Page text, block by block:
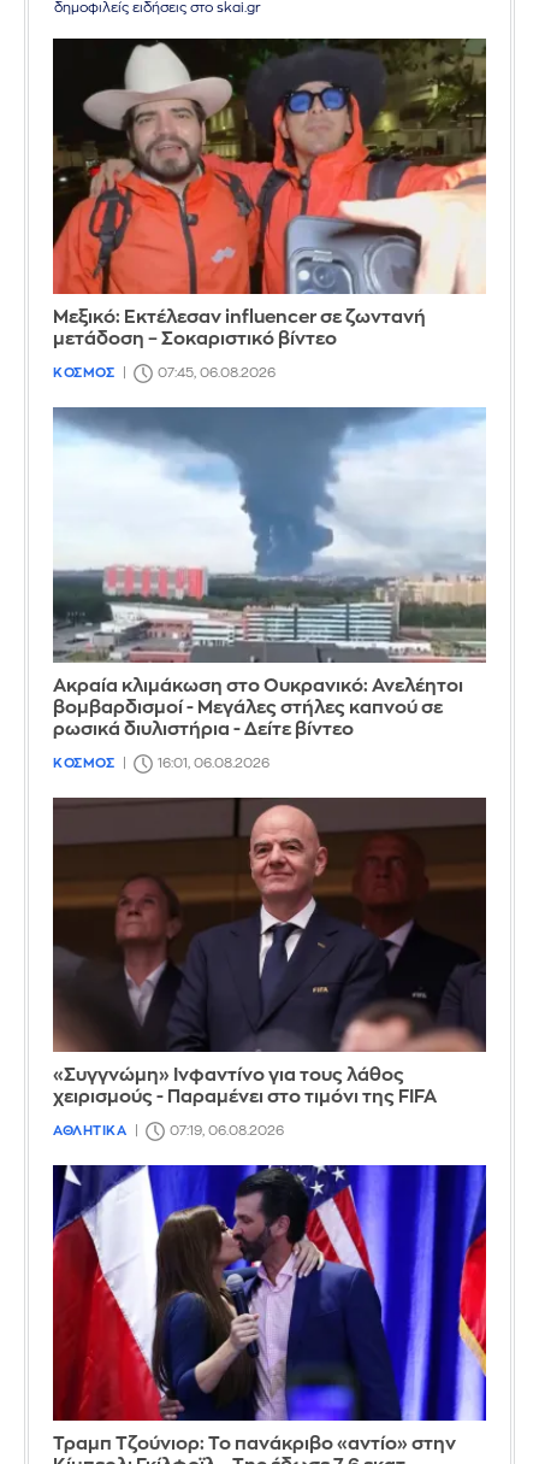
δημοφιλείς ειδήσεις στο skai.gr
Μεξικό: Εκτέλεσαν influencer σε ζωντανή
μετάδοση – Σοκαριστικό βίντεο
ΚΟΣΜΟΣ 07:45, 06.08.2026
Ακραία κλιμάκωση στο Ουκρανικό: Ανελέητοι
βομβαρδισμοί - Μεγάλες στήλες καπνού σε
ρωσικά διυλιστήρια - Δείτε βίντεο
ΚΟΣΜΟΣ 16:01, 06.08.2026
«Συγγνώμη» Ινφαντίνο για τους λάθος
χειρισμούς - Παραμένει στο τιμόνι της FIFA
ΑΘΛΗΤΙΚΑ 07:19, 06.08.2026
Τραμπ Τζούνιορ: Το πανάκριβο «αντίο» στην